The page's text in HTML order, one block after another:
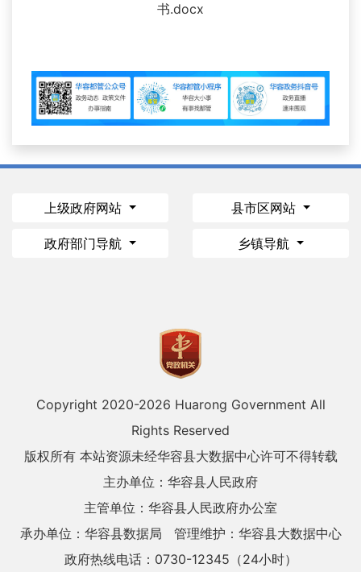
书.docx
上级政府网站 县市区网站
政府部门导航 乡镇导航
Copyright 2020-2026 Huarong Government All
Rights Reserved
版权所有 本站资源未经华容县大数据中心许可不得转载
主办单位：华容县人民政府
主管单位：华容县人民政府办公室
承办单位：华容县数据局
管理维护：华容县大数据中心
政府热线电话：0730-12345（24小时）